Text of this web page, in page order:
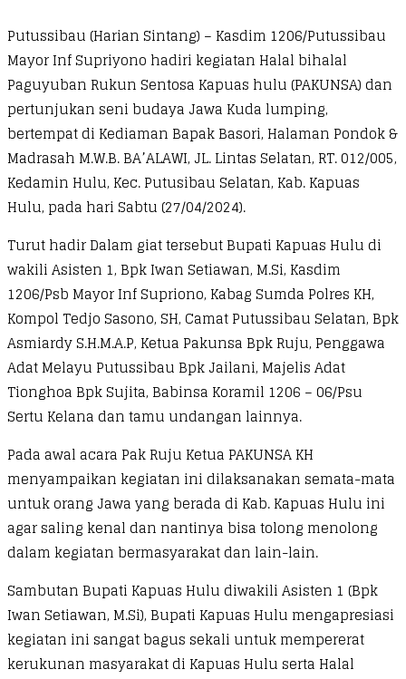
Putussibau (Harian Sintang) – Kasdim 1206/Putussibau
Mayor Inf Supriyono hadiri kegiatan Halal bihalal
Paguyuban Rukun Sentosa Kapuas hulu (PAKUNSA) dan
pertunjukan seni budaya Jawa Kuda lumping,
bertempat di Kediaman Bapak Basori, Halaman Pondok &
Madrasah M.W.B. BA’ALAWI, JL. Lintas Selatan, RT. 012/005,
Kedamin Hulu, Kec. Putusibau Selatan, Kab. Kapuas
Hulu, pada hari Sabtu (27/04/2024).
Turut hadir Dalam giat tersebut Bupati Kapuas Hulu di
wakili Asisten 1, Bpk Iwan Setiawan, M.Si, Kasdim
1206/Psb Mayor Inf Supriono, Kabag Sumda Polres KH,
Kompol Tedjo Sasono, SH, Camat Putussibau Selatan, Bpk
Asmiardy S.H.M.A.P, Ketua Pakunsa Bpk Ruju, Penggawa
Adat Melayu Putussibau Bpk Jailani, Majelis Adat
Tionghoa Bpk Sujita, Babinsa Koramil 1206 – 06/Psu
Sertu Kelana dan tamu undangan lainnya.
Pada awal acara Pak Ruju Ketua PAKUNSA KH
menyampaikan kegiatan ini dilaksanakan semata-mata
untuk orang Jawa yang berada di Kab. Kapuas Hulu ini
agar saling kenal dan nantinya bisa tolong menolong
dalam kegiatan bermasyarakat dan lain-lain.
Sambutan Bupati Kapuas Hulu diwakili Asisten 1 (Bpk
Iwan Setiawan, M.Si), Bupati Kapuas Hulu mengapresiasi
kegiatan ini sangat bagus sekali untuk mempererat
kerukunan masyarakat di Kapuas Hulu serta Halal